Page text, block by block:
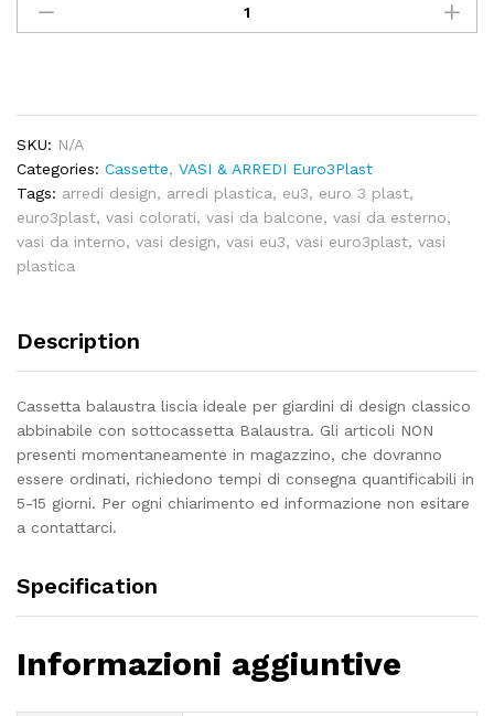
BALAUSTRA
liscia
SKU: N/A
Categories: Cassette, VASI & ARREDI Euro3Plast
Tags: arredi design, arredi plastica, eu3, euro 3 plast,
euro3plast, vasi colorati, vasi da balcone, vasi da esterno,
vasi da interno, vasi design, vasi eu3, vasi euro3plast, vasi
plastica
Description
Cassetta balaustra liscia ideale per giardini di design classico
abbinabile con sottocassetta Balaustra. Gli articoli NON
presenti momentaneamente in magazzino, che dovranno
essere ordinati, richiedono tempi di consegna quantificabili in
5-15 giorni. Per ogni chiarimento ed informazione non esitare
a contattarci.
Specification
Informazioni aggiuntive